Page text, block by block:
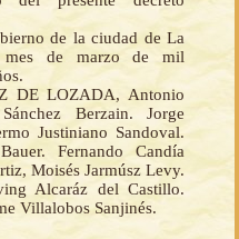
de la ciudad de La
de marzo de mil
DE LOZADA, Antonio
Berzain. Jorge
Justiniano Sandoval.
Fernando Candía
Moisés Jarmúsz Levy.
Alcaráz del Castillo.
Villalobos Sanjinés.